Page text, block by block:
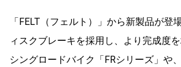
「FELT（フェルト）」から新製品が登
ィスクブレーキを採用し、より完成度
シングロードバイク「FRシリーズ」や